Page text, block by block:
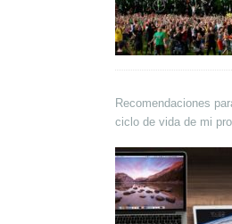
Recomendaciones
ciclo de vida de mi